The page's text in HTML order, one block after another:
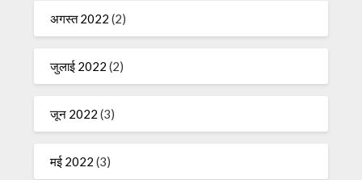
अगस्त 2022 (2)
जुलाई 2022 (2)
जून 2022 (3)
मई 2022 (3)